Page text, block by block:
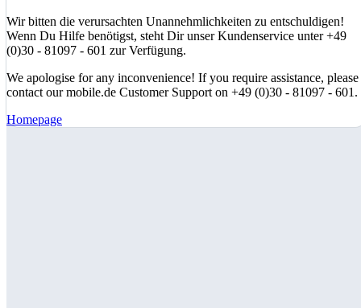
Wir bitten die verursachten Unannehmlichkeiten zu entschuldigen!
Wenn Du Hilfe benötigst, steht Dir unser Kundenservice unter +49
(0)30 - 81097 - 601 zur Verfügung.
We apologise for any inconvenience! If you require assistance, please
contact our mobile.de Customer Support on +49 (0)30 - 81097 - 601.
Homepage